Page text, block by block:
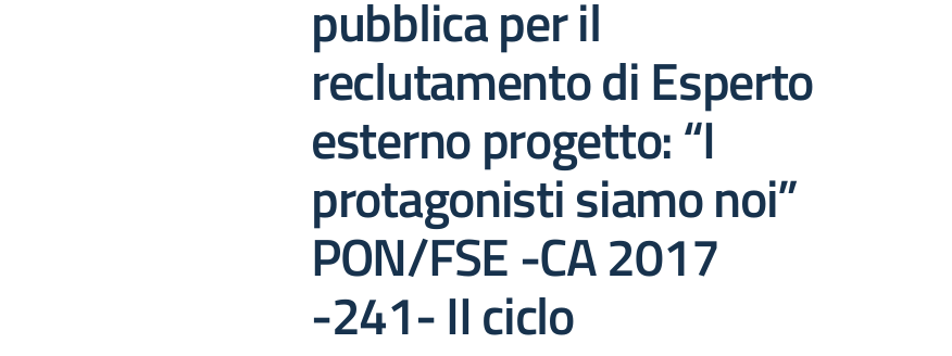
pubblica per il
reclutamento di Esperto
esterno progetto: “I
protagonisti siamo noi”
PON/FSE -CA 2017
-241- II ciclo